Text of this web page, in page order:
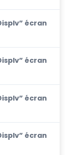
écran
écran
écran
écran